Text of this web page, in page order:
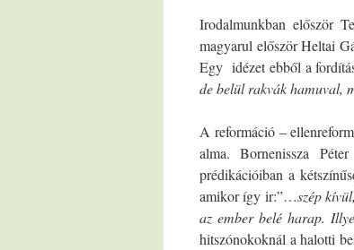
Irodalmunkban először
magyarul először Heltai
Egy idézet ebből a
de belül rakvák hamuval,
A reformáció –
alma. Bornenissza
prédikációiban a
amikor így ir:”…szép
az ember belé harap.
hitszónokoknál a halotti